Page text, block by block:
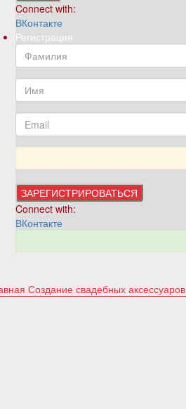
Connect with:
ВКонтакте
Регистрация
Connect with:
ВКонтакте
Создание свадебных аксессуаров